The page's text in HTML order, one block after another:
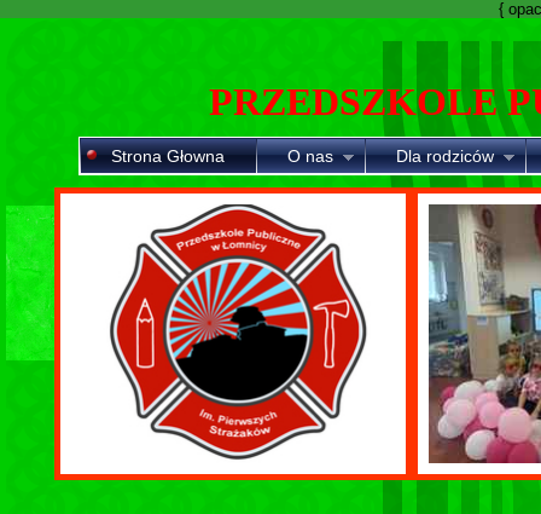
{
PRZEDSZKOLE
Strona Głowna O nas Dla rodziców